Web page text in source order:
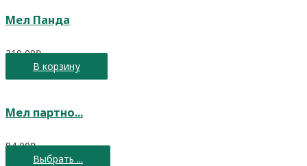
Мел Панда
210,00₽
В корзину
Мел партно...
84,00₽
Выбрать ...